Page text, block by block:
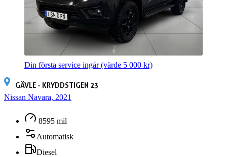
Din första service ingår (värde 5 000 kr)
GÄVLE - KRYDDSTIGEN 23
Nissan Navara, 2021
8595 mil
Automatisk
Diesel